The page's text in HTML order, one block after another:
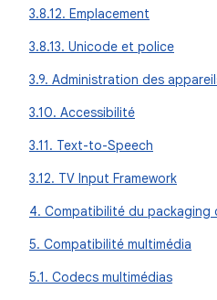
3.8.12. Emplacement
3.8.13. Unicode et police
3.9. Administration des
3.10. Accessibilité
3.11. Text-to-Speech
3.12. TV Input Framework
4. Compatibilité du packaging
5. Compatibilité multimédia
5.1. Codecs multimédias